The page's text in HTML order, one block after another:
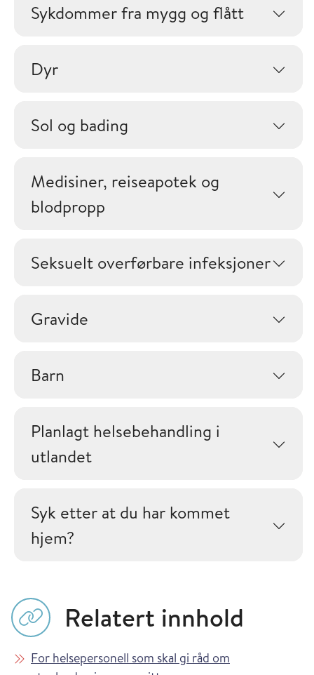
Sykdommer fra mygg og flått
Dyr
Sol og bading
Medisiner, reiseapotek og
blodpropp
Seksuelt overførbare infeksjoner
Gravide
Barn
Planlagt helsebehandling i
utlandet
Syk etter at du har kommet
hjem?
Relatert innhold
For helsepersonell som skal gi råd om